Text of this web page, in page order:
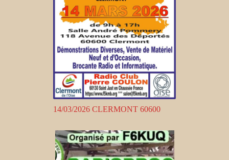
14/03/2026 CLERMONT 60600